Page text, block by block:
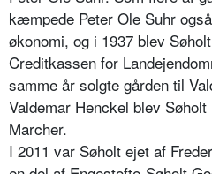
kæmpede Peter Ole Suhr
økonomi, og i 1937 blev
Creditkassen for
samme år solgte gården til
Valdemar Henckel blev
Marcher.
I 2011 var Søholt ejet af